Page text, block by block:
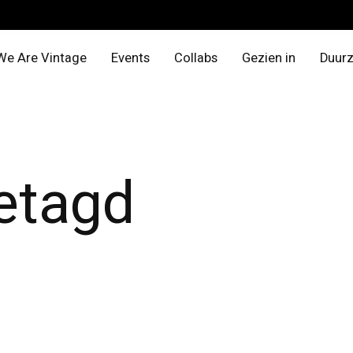
Are Vintage Events Collabs Gezien in